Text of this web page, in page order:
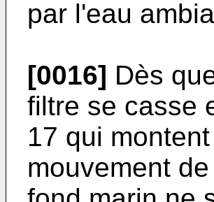
par l'eau
[0016] Dès
filtre se casse
17 qui
mouvement